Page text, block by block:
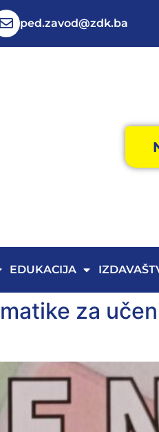
ped.zavod@zdk.ba
EDUKACIJA
za